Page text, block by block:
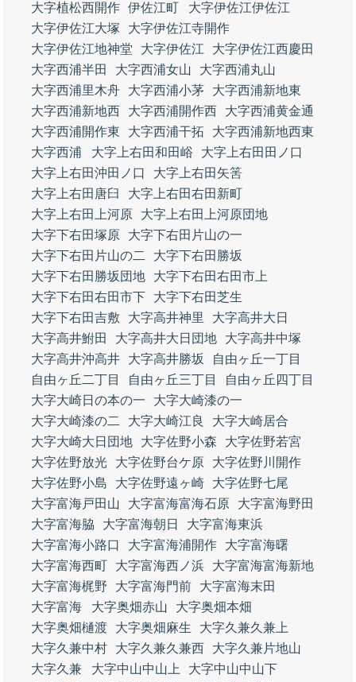
大字植松西開作 伊佐江町
大字伊佐江伊佐江
大字伊佐江大塚
大字伊佐江寺開作
大字伊佐江地神堂
大字伊佐江
大字伊佐江西慶田
大字西浦半田
大字西浦女山
大字西浦丸山
大字西浦里木舟
大字西浦小茅
大字西浦新地東
大字西浦新地西
大字西浦開作西
大字西浦黄金通
大字西浦開作東
大字西浦干拓
大字西浦新地西東
大字西浦
大字上右田和田峪
大字上右田田ノ口
大字上右田沖田ノ口
大字上右田矢筈
大字上右田唐臼
大字上右田右田新町
大字上右田上河原
大字上右田上河原団地
大字下右田塚原
大字下右田片山の一
大字下右田片山の二
大字下右田勝坂
大字下右田勝坂団地
大字下右田右田市上
大字下右田右田市下
大字下右田芝生
大字下右田吉敷
大字高井神里
大字高井大日
大字高井鮒田
大字高井大日団地
大字高井中塚
大字高井沖高井
大字高井勝坂
自由ヶ丘一丁目
自由ヶ丘二丁目
自由ヶ丘三丁目
自由ヶ丘四丁目
大字大崎日の本の一
大字大崎漆の一
大字大崎漆の二
大字大崎江良
大字大崎居合
大字大崎大日団地
大字佐野小森
大字佐野若宮
大字佐野放光
大字佐野台ケ原
大字佐野川開作
大字佐野小島
大字佐野遠ヶ崎
大字佐野七尾
大字富海戸田山
大字富海富海石原
大字富海野田
大字富海脇
大字富海朝日
大字富海東浜
大字富海小路口
大字富海浦開作
大字富海曙
大字富海西町
大字富海西ノ浜
大字富海富海新地
大字富海梶野
大字富海門前
大字富海末田
大字富海
大字奥畑赤山
大字奥畑本畑
大字奥畑樋渡
大字奥畑麻生
大字久兼久兼上
大字久兼中村
大字久兼久兼西
大字久兼片地山
大字久兼
大字中山中山上
大字中山中山下